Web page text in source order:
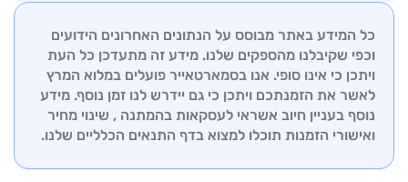
ההזמנה.
לצוץ, החל מבדיקת סטטוס טיסה ועד לשינויים ברגע
האחרון. אנו שואפים להבטיח לכם חווית טיסה חלקה
ורגועה, לכל יעד שתבחרו.
כל המידע באתר מבוסס על הנתונים האחרונים הידועים
וכפי שקיבלנו מהספקים שלנו. מידע זה מתעדכן כל העת
ויתכן כי אינו סופי. אנו בסמארטאייר פועלים במלוא המרץ
לאשר את הזמנתכם ויתכן כי גם יידרש לנו זמן נוסף. מידע
נוסף בעניין חיוב אשראי לעסקאות בהמתנה , שינוי מחיר
ואישורי הזמנות תוכלו למצוא בדף התנאים הכלליים שלנו.